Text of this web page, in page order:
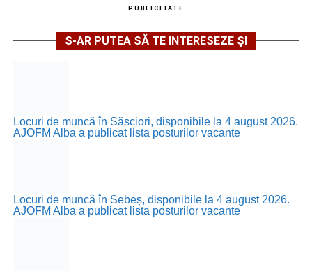
PUBLICITATE
S-AR PUTEA SĂ TE INTERESEZE ȘI
Locuri de muncă în Săsciori, disponibile la 4 august 2026.
AJOFM Alba a publicat lista posturilor vacante
Locuri de muncă în Sebeș, disponibile la 4 august 2026.
AJOFM Alba a publicat lista posturilor vacante